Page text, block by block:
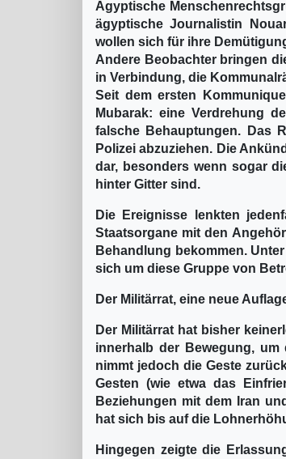
Ägyptische
ägyptische Journalistin
wollen sich für ihre
Andere Beobachter bringen
in Verbindung, die
Seit dem ersten
Mubarak: eine Verdrehung
falsche Behauptungen. Das
Polizei abzuziehen. Die
dar, besonders wenn sogar
hinter Gitter sind.
Die Ereignisse lenkten
Staatsorgane mit den
Behandlung bekommen.
sich um diese Gruppe von
Der Militärrat, eine neue
Der Militärrat hat bisher
innerhalb der Bewegung,
nimmt jedoch die Geste
Gesten (wie etwa das
Beziehungen mit dem Iran
hat sich bis auf die
Hingegen zeigte die